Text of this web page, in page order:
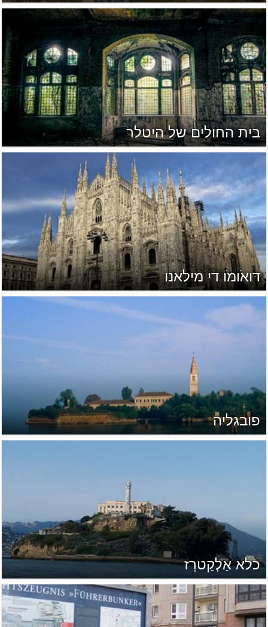
בית החולים של היטלר
דּואֹומֹו די מילאנו
פובגליה
כלא אַלְקַטרָז